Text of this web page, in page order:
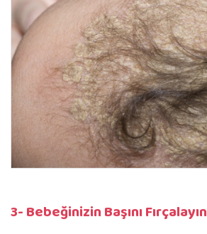
3- Bebeğinizin Başını Fırçalayın